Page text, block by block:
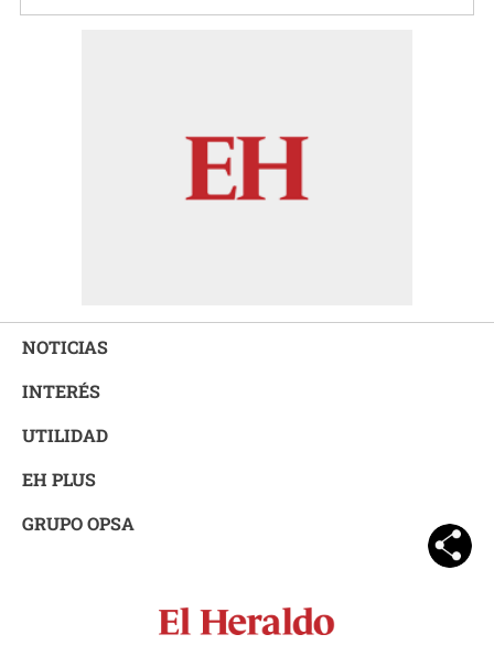
NOTICIAS
INTERÉS
UTILIDAD
EH PLUS
GRUPO OPSA